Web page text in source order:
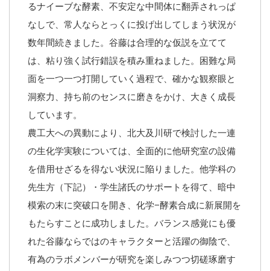
るナイーブな酵素、不安定な中間体に翻弄されっぱ
なしで、常人ならとっくに投げ出してしまう状況が
数年間続きました。谷藤は合理的な仮説を立てて
は、粘り強く試行錯誤を積み重ねました。困難な局
面を一つ一つ打開していく過程で、確かな観察眼と
洞察力、持ち前のセンスに磨きをかけ、大きく成長
しています。
農工大への異動により、北大及川研で検討した一連
の生化学実験については、全面的に他研究室の設備
を借用せざるを得ない状況に陥りました。他学科の
先生方（下記）・学生諸氏のサポートを得て、暗中
模索の末に突破口を開き、化学−酵素合成に新展開を
もたらすことに成功しました。バランス感覚にも優
れた谷藤ならではのキャラクターと活躍の御陰で、
有為のラボメンバーが研究を楽しみつつ切磋琢磨す